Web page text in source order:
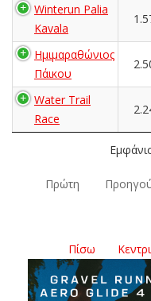
Winterun Palia
Kavala
Ημιμαραθώνιος
Πάικου
Water Trail
Race
Πρώτη
Πίσω